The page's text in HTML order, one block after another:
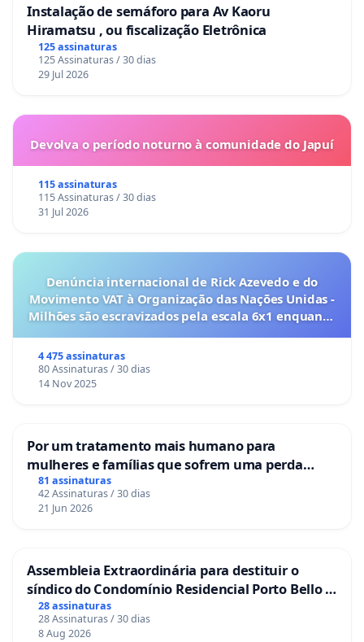
Instalação de semáforo para Av Kaoru
Hiramatsu , ou fiscalização Eletrônica
125 assinaturas
125 Assinaturas / 30 dias
29 Jul 2026
Devolva o período noturno à comunidade do Japuí
115 assinaturas
115 Assinaturas / 30 dias
31 Jul 2026
Denúncia internacional de Rick Azevedo e do
Movimento VAT à Organização das Nações Unidas -
Milhões são escravizados pela escala 6x1 enquanto
4 475 assinaturas
80 Assinaturas / 30 dias
14 Nov 2025
Por um tratamento mais humano para
mulheres e famílias que sofrem uma perda
gestacional nos hospitais portugueses
81 assinaturas
42 Assinaturas / 30 dias
21 Jun 2026
Assembleia Extraordinária para destituir o
síndico do Condomínio Residencial Porto Bello -
La Casa
28 assinaturas
28 Assinaturas / 30 dias
8 Aug 2026